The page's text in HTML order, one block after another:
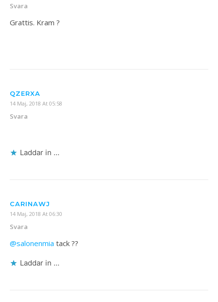
Svara
Grattis. Kram ?
QZERXA
14 Maj, 2018 At 05:58
Svara
Laddar in …
CARINAWJ
14 Maj, 2018 At 06:30
Svara
@salonenmia tack ??
Laddar in …